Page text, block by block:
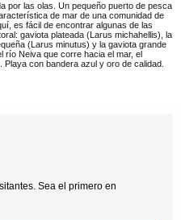
por las olas. Un pequeño puerto de pesca
de mar de una comunidad de
es fácil de encontrar algunas de las
gaviota plateada (Larus michahellis), la
(Larus minutus) y la gaviota grande
río Neiva que corre hacia el mar, el
con bandera azul y oro de calidad.
Sea el primero en